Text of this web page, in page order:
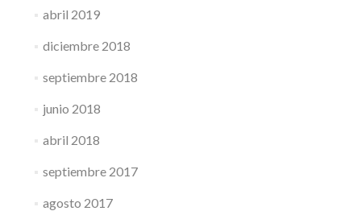
abril 2019
diciembre 2018
septiembre 2018
junio 2018
abril 2018
septiembre 2017
agosto 2017